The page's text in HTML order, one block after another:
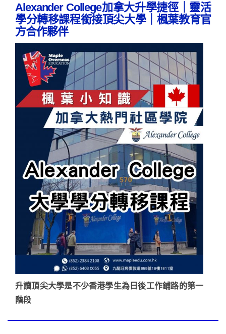
Alexander College加拿大升學捷徑｜靈活
學分轉移課程銜接頂尖大學｜楓葉教育官
方合作夥伴
升讀頂尖大學是不少香港學生為日後工作鋪路的第一
階段